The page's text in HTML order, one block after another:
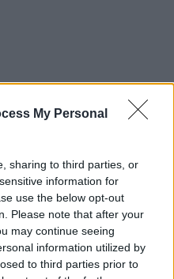
My Personal
sharing to third parties, or
information for
use the below opt-out
Please note that after your
may continue seeing
information utilized by
to third parties prior to